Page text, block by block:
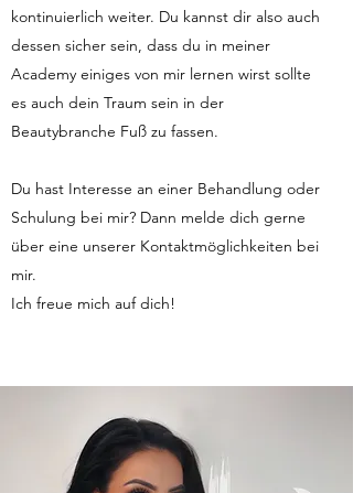
kontinuierlich weiter. Du kannst dir also auch
dessen sicher sein, dass du in meiner
Academy einiges von mir lernen wirst sollte
es auch dein Traum sein in der
Beautybranche Fuß zu fassen.
Du hast Interesse an einer Behandlung oder
Schulung bei mir? Dann melde dich gerne
über eine unserer Kontaktmöglichkeiten bei
mir.
Ich freue mich auf dich!